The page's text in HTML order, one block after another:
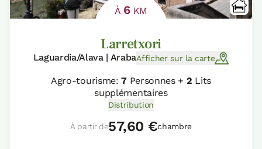
À 6 KM
Larretxori
Laguardia/Alava | ArabaAfficher sur la carte
Agro-tourisme:7Personnes + 2 Lits
supplémentaires
Distribution
À partir de57,60 €chambre